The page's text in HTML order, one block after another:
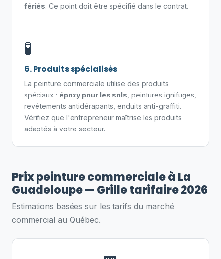
fériés. Ce point doit être spécifié dans le contrat.
🧪
6. Produits spécialisés
La peinture commerciale utilise des produits
spéciaux : époxy pour les sols , peintures ignifuges,
revêtements antidérapants, enduits anti-graffiti.
Vérifiez que l'entrepreneur maîtrise les produits
adaptés à votre secteur.
Prix peinture commerciale à La
Guadeloupe — Grille tarifaire 2026
Estimations basées sur les tarifs du marché
commercial au Québec.